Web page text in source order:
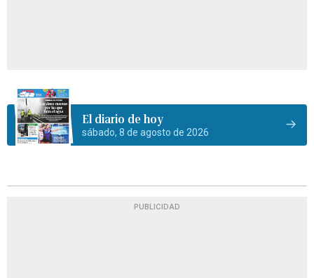
El diario de hoy
sábado, 8 de agosto de 2026
PUBLICIDAD